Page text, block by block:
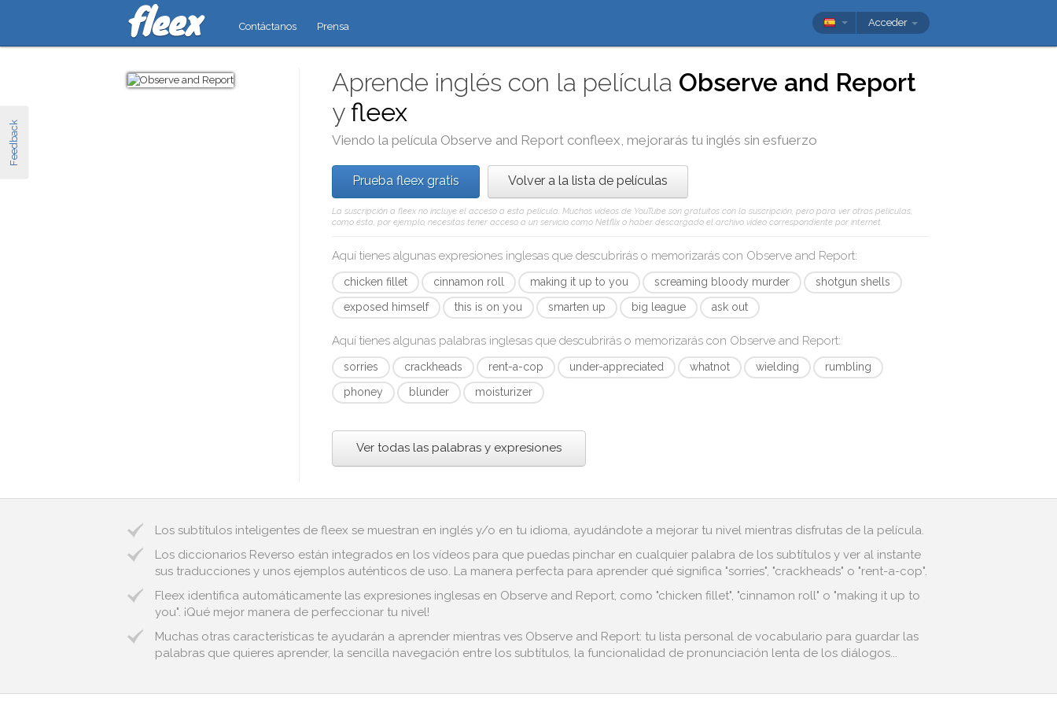
Feedback
Contáctanos Prensa Acceder
Aprende inglés con la película Observe and Report
yfleex
Viendo la película Observe and Report confleex, mejorarás tu inglés sin esfuerzo
Prueba fleex gratis Volver a la lista de películas
La suscripción a fleex no incluye el acceso a esta película. Muchos vídeos de YouTube son gratuitos con la suscripción, pero para ver otras películas,
como ésta, por ejemplo, necesitas tener acceso a un servicio como Netflix o haber descargado el archivo vídeo correspondiente por internet.
Aquí tienes algunas expresiones inglesas que descubrirás o memorizarás con Observe and Report:
chicken fillet cinnamon roll making it up to you screaming bloody murder
shotgun shells
exposed himself
this is on you smarten up big league ask out
Aquí tienes algunas palabras inglesas que descubrirás o memorizarás con Observe and Report:
sorries crackheads rent-a-cop under-appreciated whatnot wielding
rumbling
phoney
blunder moisturizer
Ver todas las palabras y expresiones
Los subtítulos inteligentes de fleex se muestran en inglés y/o en tu idioma, ayudándote a mejorar tu nivel mientras disfrutas de la película.
Los diccionarios Reverso están integrados en los vídeos para que puedas pinchar en cualquier palabra de los subtítulos y ver al instante
sus traducciones y unos ejemplos auténticos de uso. La manera perfecta para aprender qué significa "sorries", "crackheads" o "rent-a-cop".
Fleex identifica automáticamente las expresiones inglesas en Observe and Report, como "chicken fillet", "cinnamon roll" o "making it up to
you". ¡Qué mejor manera de perfeccionar tu nivel!
Muchas otras características te ayudarán a aprender mientras ves Observe and Report: tu lista personal de vocabulario para guardar las
palabras que quieres aprender, la sencilla navegación entre los subtítulos, la funcionalidad de pronunciación lenta de los diálogos...